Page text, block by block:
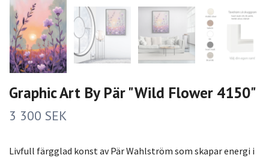
Graphic Art By Pär "Wild Flower 4150"
3 300 SEK
Livfull färgglad konst av Pär Wahlström som skapar energi i